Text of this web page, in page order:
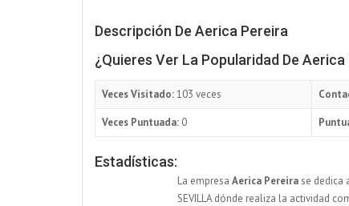
Descripción De Aerica Pereira
¿Quieres Ver La Popularidad De Aerica
Veces Visitado:103 veces
Veces Puntuada: 0
Estadísticas:
La empresa Aerica Pereirase dedica
SEVILLA dónde realiza la actividad